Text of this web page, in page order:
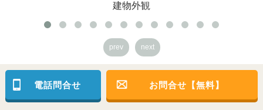
建物外観
prev next
電話問合せ お問合せ【無料】